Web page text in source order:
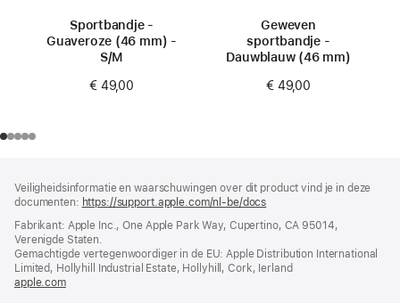
Sportbandje -
Guaveroze (46 mm) -
S/M
€ 49,00
Geweven
sportbandje -
Dauwblauw (46 mm)
€ 49,00
Veiligheidsinformatie en waarschuwingen over dit product vind je in deze
documenten: https://support.apple.com/nl-be/docs
nieuw
geopend)
Fabrikant: Apple Inc., One Apple Park Way, Cupertino, CA 95014,
Verenigde Staten.
Gemachtigde vertegenwoordiger in de EU: Apple Distribution International
Limited, Hollyhill Industrial Estate, Hollyhill, Cork, Ierland
apple.com(wordt